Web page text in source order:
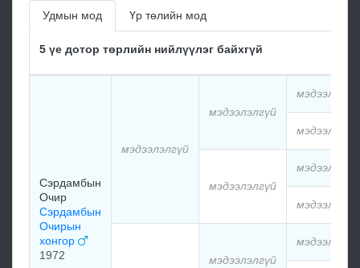
Удмын мод Үр төлийн мод
5 үе дотор төрлийн нийлүүлэг байхгүй
Сэрдамбын
Очир
Сэрдамбын
Очирын
хонгор
1972
мэдээлэлгүй
мэдээлэлгүй
мэдээлэлгүй
мэдээлэлгүй